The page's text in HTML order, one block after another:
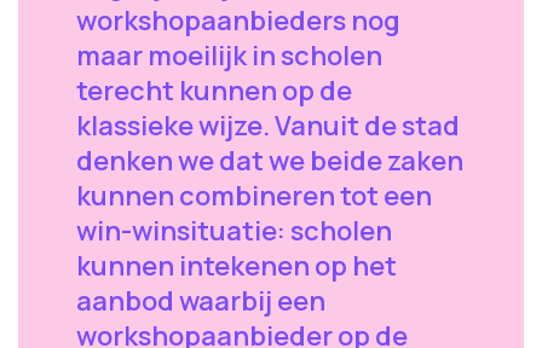
workshopaanbieders nog
maar moeilijk in scholen
terecht kunnen op de
klassieke wijze. Vanuit de stad
denken we dat we beide zaken
kunnen combineren tot een
win-winsituatie: scholen
kunnen intekenen op het
aanbod waarbij een
workshopaanbieder op de